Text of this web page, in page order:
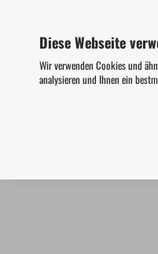
Diese Webseite
Wir verwenden Cookies und
analysieren und Ihnen ein